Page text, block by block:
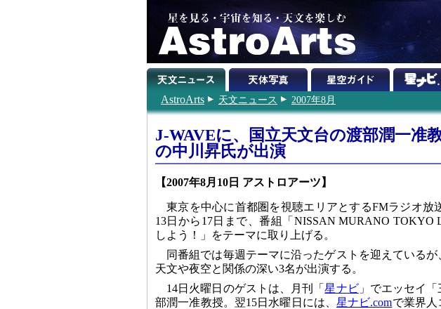
AstroArts 天文ニュース 2007年8月
J-WAVEに、国立天文台の渡部潤一准
の中川昇氏が出演
【2007年8月10日 アストロアーツ】
東京を中心に首都圏を視聴エリアとするFMラジオ放
13日から17日まで、番組「NISSAN MURANO
しよう！」をテーマに取り上げる。
同番組では毎週テーマに沿ったゲストを迎えているが
天文や夜空と関係の深い3名が出演する。
14日火曜日のゲストは、月刊「星ナビ」でエッセイ
部潤一准教授。翌15日水曜日には、 星ナビ.comで業界人